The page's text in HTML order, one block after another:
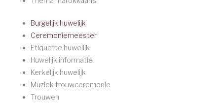
Burgelijk huwelijk
Ceremoniemeester
Etiquette huwelijk
Huwelijk informatie
Kerkelijk huwelijk
Muziek trouwceremonie
Trouwen